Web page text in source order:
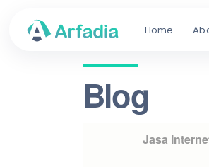
Home
Blog
Jasa